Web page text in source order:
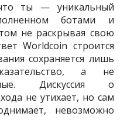
ты — уникальный
ботами и
не раскрывая свою
Worldcoin строится
сохраняется лишь
а не
Дискуссия о
не утихает, но сам
невозможно